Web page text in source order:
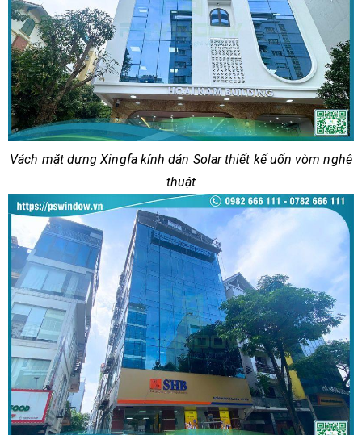
Vách mặt dựng Xingfa kính dán Solar thiết kế uốn vòm nghệ
thuật